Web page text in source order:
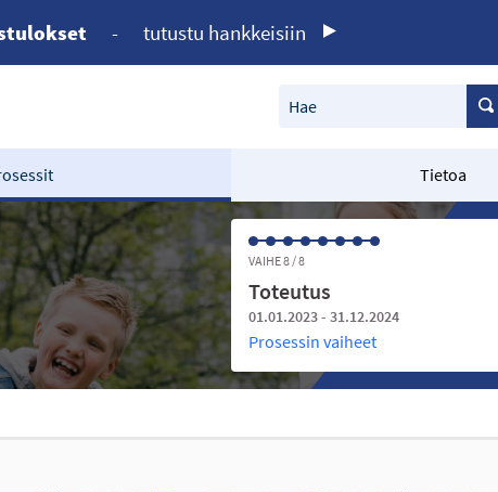
- tutustu hankkeisiin
Hae
Tietoa
VAIHE 8 / 8
Toteutus
01.01.2023 - 31.12.2024
Prosessin vaiheet